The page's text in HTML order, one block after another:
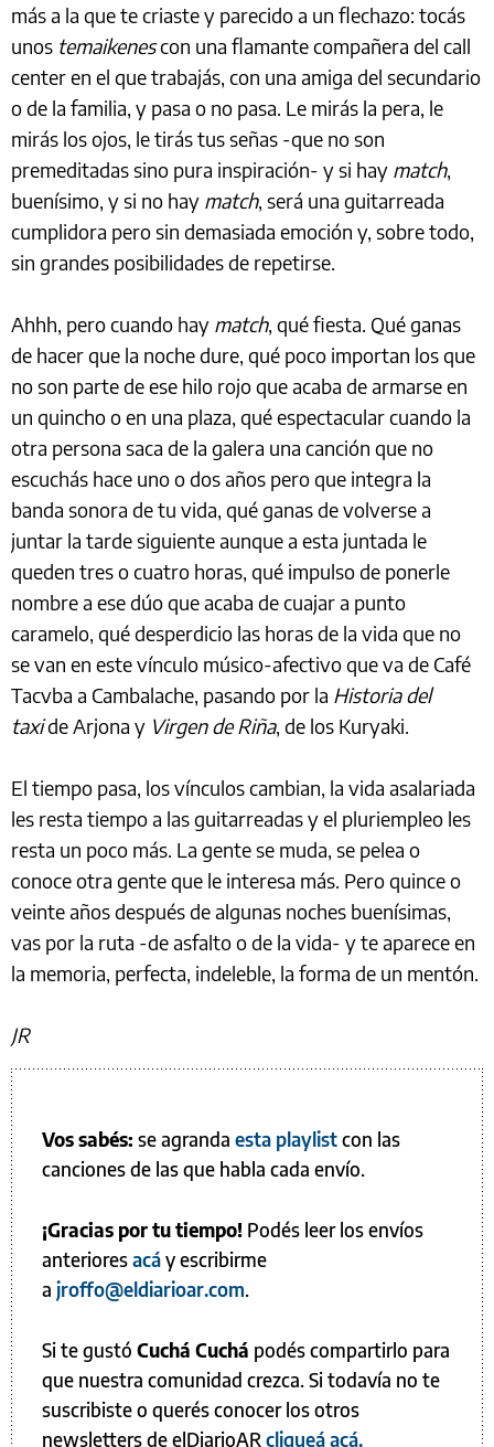
más a la que te criaste y parecido a un flechazo: tocás
unos temaikenescon una flamante compañera del call
center en el que trabajás, con una amiga del secundario
o de la familia, y pasa o no pasa. Le mirás la pera, le
mirás los ojos, le tirás tus señas -que no son
premeditadas sino pura inspiración- y si hay match,
buenísimo, y si no hay match, será una guitarreada
cumplidora pero sin demasiada emoción y, sobre todo,
sin grandes posibilidades de repetirse.
Ahhh, pero cuando hay match, qué fiesta. Qué ganas
de hacer que la noche dure, qué poco importan los que
no son parte de ese hilo rojo que acaba de armarse en
un quincho o en una plaza, qué espectacular cuando la
otra persona saca de la galera una canción que no
escuchás hace uno o dos años pero que integra la
banda sonora de tu vida, qué ganas de volverse a
juntar la tarde siguiente aunque a esta juntada le
queden tres o cuatro horas, qué impulso de ponerle
nombre a ese dúo que acaba de cuajar a punto
caramelo, qué desperdicio las horas de la vida que no
se van en este vínculo músico-afectivo que va de Café
Tacvba a Cambalache, pasando por la Historia del
taxide Arjona y Virgen de Riña, de los Kuryaki.
El tiempo pasa, los vínculos cambian, la vida asalariada
les resta tiempo a las guitarreadas y el pluriempleo les
resta un poco más. La gente se muda, se pelea o
conoce otra gente que le interesa más. Pero quince o
veinte años después de algunas noches buenísimas,
vas por la ruta -de asfalto o de la vida- y te aparece en
la memoria, perfecta, indeleble, la forma de un mentón.
JR
Vos sabés: se agranda esta playlistcon las
canciones de las que habla cada envío.
¡Gracias por tu tiempo! Podés leer los envíos
anterioresacáy escribirme
a jroffo@eldiarioar.com.
Si te gustó Cuchá Cuchá podés compartirlo para
que nuestra comunidad crezca. Si todavía no te
suscribiste o querés conocer los otros
newsletters de elDiarioAR cliqueá acá.